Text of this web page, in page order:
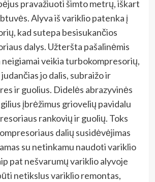
pravažiuoti šimto metrų, iškart
Alyva iš variklio patenka į
kad sutepa besisukančios
dalys. Užteršta pašalinėmis
neigiamai veikia turbokompresorių,
jo dalis, subraižo ir
ir guolius. Didelės abrazyvinės
įbrėžimus griovelių pavidalu
rankovių ir guolių. Toks
dalių susidėvėjimas
su netinkamu naudoti variklio
pat nešvarumų variklio alyvoje
netikslus variklio remontas,